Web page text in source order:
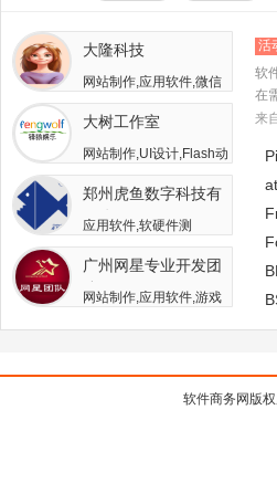
大隆科技
网站制作,应用软件,微信
开发,游戏开发,APP开发,
软件二次开发
大树工作室
网站制作,UI设计,Flash动
画,游戏开发,APP开发,广
告包装设计
郑州虎鱼数字科技有
限公司
应用软件,软硬件测
试,APP开发,人员外包,其
他开发与服务
广州网星专业开发团
队
网站制作,应用软件,游戏
活
软
在
来
软件商务网版